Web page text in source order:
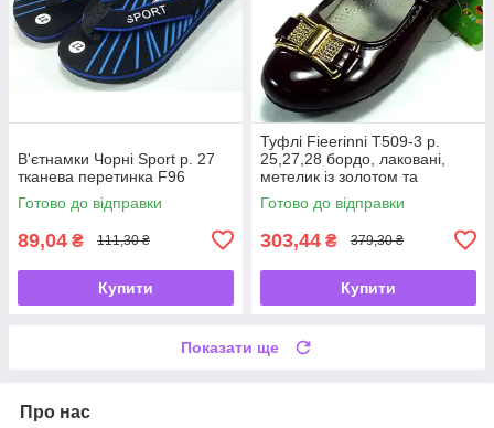
В'єтнамки Чорні Sport р. 27
тканева перетинка F96
Готово до відправки
89,04 ₴ 111,30 ₴
Купити
Туфлі Fieerinni Т509-3 р.
25,27,28 бордо, лаковані,
метелик із золотом та
стразами
Готово до відправки
303,44 ₴ 379,30 ₴
Купити
Показати ще
Про нас